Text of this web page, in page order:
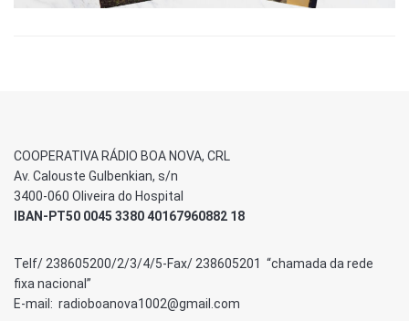
COOPERATIVA RÁDIO BOA NOVA, CRL
Av. Calouste Gulbenkian, s/n
3400-060 Oliveira do Hospital
IBAN-PT50 0045 3380 40167960882 18
Telf/ 238605200/2/3/4/5-Fax/ 238605201 “chamada da rede
fixa nacional”
E-mail: radioboanova1002@gmail.com